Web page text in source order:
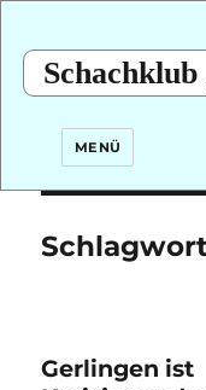
MENÜ
Gerlingen ist